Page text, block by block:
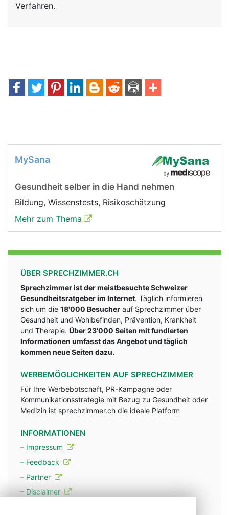
Verfahren.
MySana
Gesundheit selber in die Hand nehmen
Bildung, Wissenstests, Risikoschätzung
Mehr zum Thema
ÜBER SPRECHZIMMER.CH
Sprechzimmer ist der meistbesuchte Schweizer
Gesundheitsratgeber im Internet. Täglich informieren
sich um die 18'000 Besucher auf Sprechzimmer über
Gesundheit und Wohlbefinden, Prävention, Krankheit
und Therapie. Über 23'000 Seiten mit fundlerten
Informationen umfasst das Angebot und täglich
kommen neue Seiten dazu.
WERBEMÖGLICHKEITEN AUF SPRECHZIMMER
Für Ihre Werbebotschaft, PR-Kampagne oder
Kommunikationsstrategie mit Bezug zu Gesundheit oder
Medizin ist sprechzimmer.ch die ideale Platform
INFORMATIONEN
– Impressum
– Feedback
– Partner
– Disclaimer